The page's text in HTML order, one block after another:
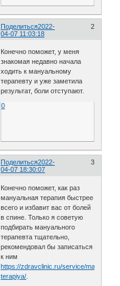
Поделиться 2
2022-
04-07 11:03:18
Конечно поможет, у меня
знакомая недавно начала
ходить к мануальному
терапевту и уже заметила
результат, боли отступают.
0
Поделиться 3
2022-
04-07 18:30:07
Конечно поможет, как раз
мануальная терапия быстрее
всего и избавит вас от болей
в спине. Только я советую
подбирать мануального
терапевта тщательно,
рекомендовал бы записаться
к ним
https://zdravclinic.ru/service/
terapiya/